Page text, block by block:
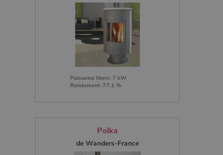
Puissance Nomi: 7 kW
Rendement: 77.1 %
Polka
de Wanders-France